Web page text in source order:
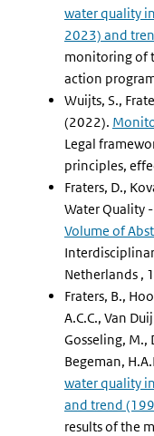
water quality
2023) and
monitoring of
action
Wuijts, S.,
(2022).
Legal
principles,
Fraters, D.,
Water Quality
Volume of
Netherlands ,
Fraters, B.,
A.C.C., Van
Gosseling, M.,
Begeman,
water quality
and trend
results of the